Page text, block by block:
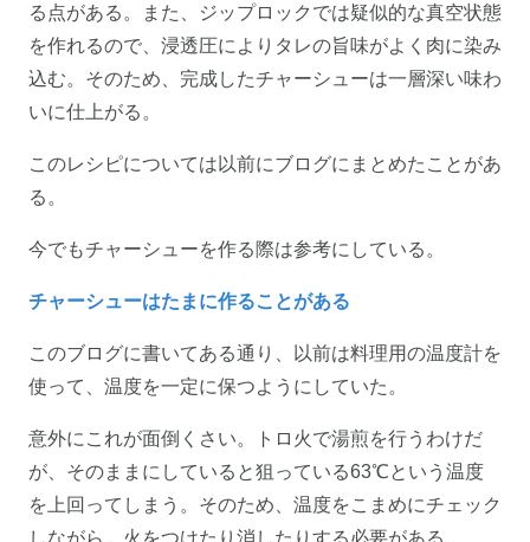
る点がある。また、ジップロックでは疑似的な真空状態
を作れるので、浸透圧によりタレの旨味がよく肉に染み
込む。そのため、完成したチャーシューは一層深い味わ
いに仕上がる。
このレシピについては以前にブログにまとめたことがあ
る。
今でもチャーシューを作る際は参考にしている。
チャーシューはたまに作ることがある
このブログに書いてある通り、以前は料理用の温度計を
使って、温度を一定に保つようにしていた。
意外にこれが面倒くさい。トロ火で湯煎を行うわけだ
が、そのままにしていると狙っている63℃という温度
を上回ってしまう。そのため、温度をこまめにチェック
しながら、火をつけたり消したりする必要がある。